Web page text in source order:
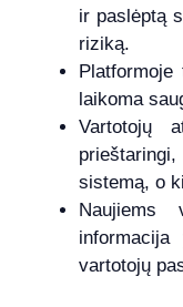
ir paslėptą
riziką.
laikoma
Vartotojų
sistemą, o
Naujiems
vartotojų